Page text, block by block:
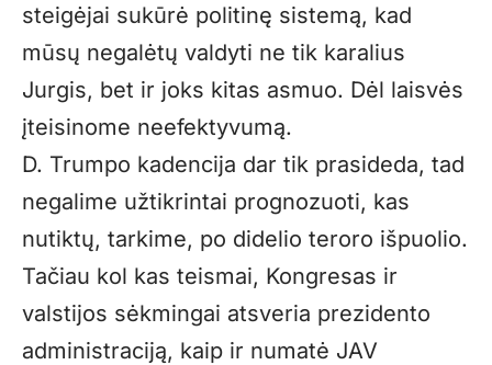
steigėjai sukūrė politinę sistemą, kad
mūsų negalėtų valdyti ne tik karalius
Jurgis, bet ir joks kitas asmuo. Dėl laisvės
įteisinome neefektyvumą.
D. Trumpo kadencija dar tik prasideda, tad
negalime užtikrintai prognozuoti, kas
nutiktų, tarkime, po didelio teroro išpuolio.
Tačiau kol kas teismai, Kongresas ir
valstijos sėkmingai atsveria prezidento
administraciją, kaip ir numatė JAV